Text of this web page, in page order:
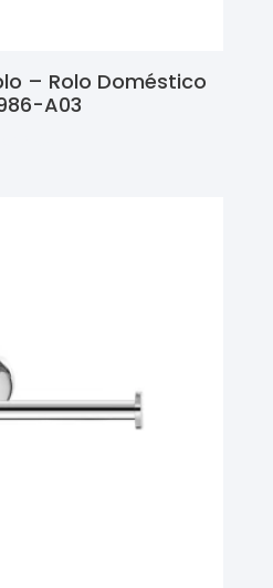
– Rolo Doméstico
A03